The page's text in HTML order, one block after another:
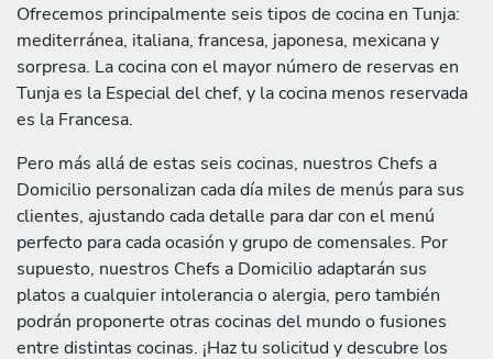
Ofrecemos principalmente seis tipos de cocina en Tunja:
mediterránea, italiana, francesa, japonesa, mexicana y
sorpresa. La cocina con el mayor número de reservas en
Tunja es la Especial del chef, y la cocina menos reservada
es la Francesa.
Pero más allá de estas seis cocinas, nuestros Chefs a
Domicilio personalizan cada día miles de menús para sus
clientes, ajustando cada detalle para dar con el menú
perfecto para cada ocasión y grupo de comensales. Por
supuesto, nuestros Chefs a Domicilio adaptarán sus
platos a cualquier intolerancia o alergia, pero también
podrán proponerte otras cocinas del mundo o fusiones
entre distintas cocinas. ¡Haz tu solicitud y descubre los